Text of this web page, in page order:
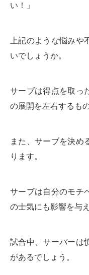
い！」
上記のような悩み
いでしょうか。
サーブは得点を取っ
の展開を左右するも
また、サーブを決め
ります。
サーブは自分のモチ
の士気にも影響を与
試合中、サーバーは
があるでしょう。